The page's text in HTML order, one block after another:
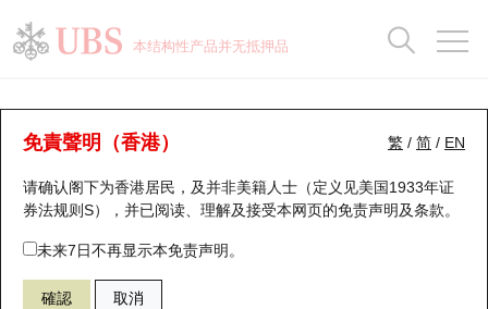
本结构性产品并无抵押品
繁 / 简 / EN
免責聲明（香港）
请确认阁下为香港居民，及并非美籍人士（定义见美国1933年证
券法规则S），并已阅读、理解及接受本网页的免责声明及条款。
未来7日不再显示本免责声明。
確認 取消
认股证分析仪
表现 街货统计 比较
13505 瑞银认沽 0175 吉利汽车
瑞银认股证一览
新发行瑞银认股证
即将到期认股证
认股证到期结算价查找
街货统计
比较
牛熊全景快搜
牛熊证搜寻
牛熊证街货分布图
正股牛熊证列表
街货统计
比较
十大升幅/跌幅
十大认股证成交分布
十天股证占大市成交
资金流
正股分析仪
二十大活跃股份
恒指成份股
国指成份股
持股比重
显示所有持股比重
每月轮证大市专题
轮证专栏
讲座及教育短片
认股证投资者教育